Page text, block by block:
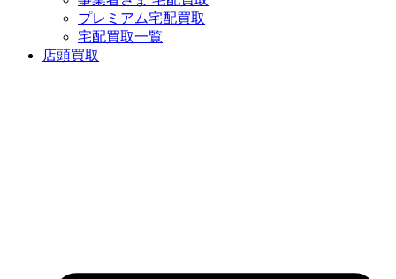
プレミアム宅配買取
宅配買取一覧
店頭買取